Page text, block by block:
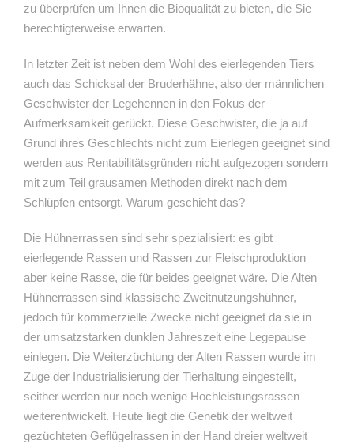
zu überprüfen um Ihnen die Bioqualität zu bieten, die Sie
berechtigterweise erwarten.
In letzter Zeit ist neben dem Wohl des eierlegenden Tiers
auch das Schicksal der Bruderhähne, also der männlichen
Geschwister der Legehennen in den Fokus der
Aufmerksamkeit gerückt. Diese Geschwister, die ja auf
Grund ihres Geschlechts nicht zum Eierlegen geeignet sind
werden aus Rentabilitätsgründen nicht aufgezogen sondern
mit zum Teil grausamen Methoden direkt nach dem
Schlüpfen entsorgt. Warum geschieht das?
Die Hühnerrassen sind sehr spezialisiert: es gibt
eierlegende Rassen und Rassen zur Fleischproduktion
aber keine Rasse, die für beides geeignet wäre. Die Alten
Hühnerrassen sind klassische Zweitnutzungshühner,
jedoch für kommerzielle Zwecke nicht geeignet da sie in
der umsatzstarken dunklen Jahreszeit eine Legepause
einlegen. Die Weiterzüchtung der Alten Rassen wurde im
Zuge der Industrialisierung der Tierhaltung eingestellt,
seither werden nur noch wenige Hochleistungsrassen
weiterentwickelt. Heute liegt die Genetik der weltweit
gezüchteten Geflügelrassen in der Hand dreier weltweit